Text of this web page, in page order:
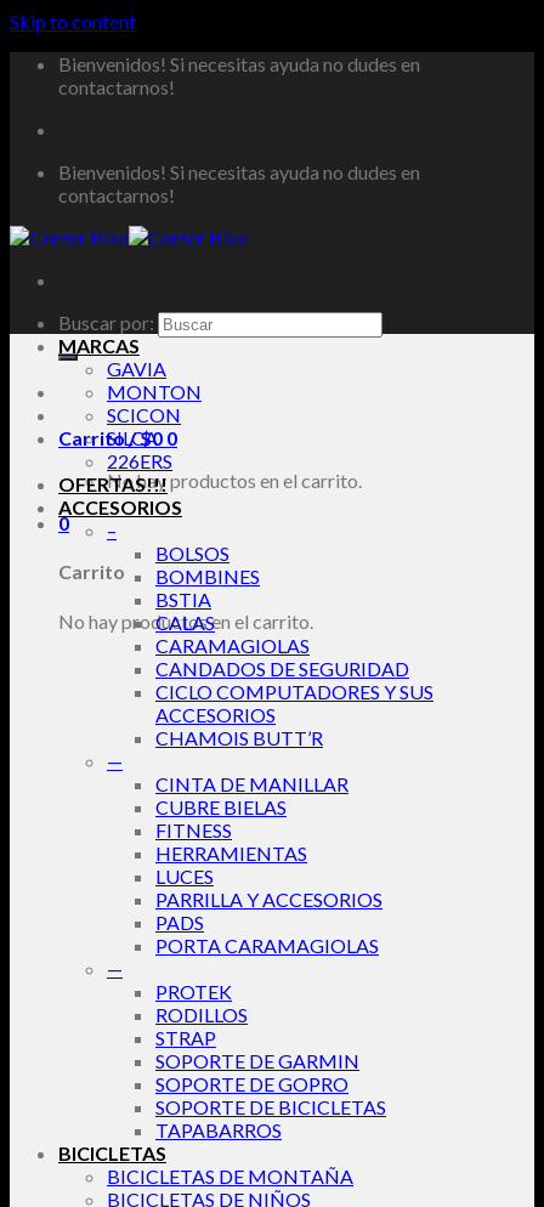
Skip to content
Bienvenidos! Si necesitas ayuda no dudes en
contactarnos!
Bienvenidos! Si necesitas ayuda no dudes en
contactarnos!
Buscar por:
Carrito /$0 0
No hay productos en el carrito.
0
Carrito
No hay productos en el carrito.
MARCAS
GAVIA
MONTON
SCICON
SILCA
226ERS
OFERTAS!!!
ACCESORIOS
–
BOLSOS
BOMBINES
BSTIA
CALAS
CARAMAGIOLAS
CANDADOS DE SEGURIDAD
CICLO COMPUTADORES Y SUS
ACCESORIOS
CHAMOIS BUTT’R
—
CINTA DE MANILLAR
CUBRE BIELAS
FITNESS
HERRAMIENTAS
LUCES
PARRILLA Y ACCESORIOS
PADS
PORTA CARAMAGIOLAS
—
PROTEK
RODILLOS
STRAP
SOPORTE DE GARMIN
SOPORTE DE GOPRO
SOPORTE DE BICICLETAS
TAPABARROS
BICICLETAS
BICICLETAS DE MONTAÑA
BICICLETAS DE NIÑOS